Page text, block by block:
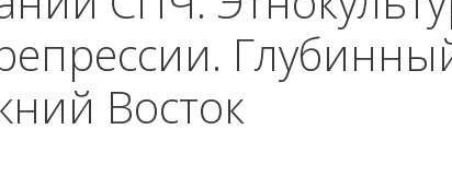
Восток